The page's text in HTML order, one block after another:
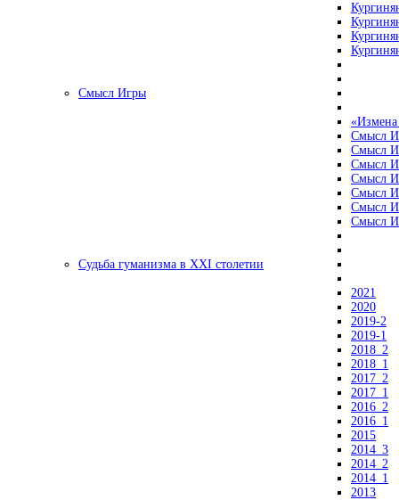
Смысл Игры
«Измена
Смысл
Смысл
Смысл
Смысл
Смысл
Смысл
Смысл
Судьба гуманизма в XXI столетии
2021
2020
2019-2
2019-1
2018_2
2018_1
2017_2
2017_1
2016_2
2016_1
2015
2014_3
2014_2
2014_1
2013